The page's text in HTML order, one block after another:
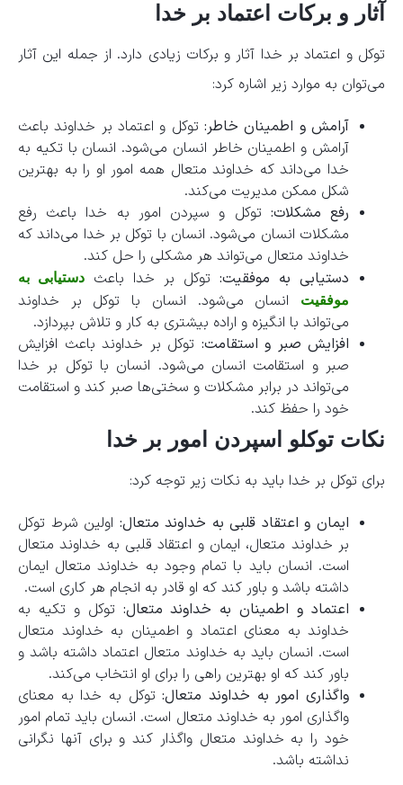
آثار و برکات اعتماد بر خدا
توکل و اعتماد بر خدا آثار و برکات زیادی دارد. از جمله این آثار
می‌توان به موارد زیر اشاره کرد:
آرامش و اطمینان خاطر: توکل و اعتماد بر خداوند باعث
آرامش و اطمینان خاطر انسان می‌شود. انسان با تکیه به
خدا می‌داند که خداوند متعال همه امور او را به بهترین
شکل ممکن مدیریت می‌کند.
رفع مشکلات: توکل و سپردن امور به خدا باعث رفع
مشکلات انسان می‌شود. انسان با توکل بر خدا می‌داند که
خداوند متعال می‌تواند هر مشکلی را حل کند.
دستیابی به موفقیت: توکل بر خدا باعث
دستیابی به
موفقیت
انسان می‌شود. انسان با توکل بر خداوند
می‌تواند با انگیزه و اراده بیشتری به کار و تلاش بپردازد.
افزایش صبر و استقامت: توکل بر خداوند باعث افزایش
صبر و استقامت انسان می‌شود. انسان با توکل بر خدا
می‌تواند در برابر مشکلات و سختی‌ها صبر کند و استقامت
خود را حفظ کند.
نکات توکلو اسپردن امور بر خدا
برای توکل بر خدا باید به نکات زیر توجه کرد:
ایمان و اعتقاد قلبی به خداوند متعال: اولین شرط توکل
بر خداوند متعال، ایمان و اعتقاد قلبی به خداوند متعال
است. انسان باید با تمام وجود به خداوند متعال ایمان
داشته باشد و باور کند که او قادر به انجام هر کاری است.
اعتماد و اطمینان به خداوند متعال: توکل و تکیه به
خداوند به معنای اعتماد و اطمینان به خداوند متعال
است. انسان باید به خداوند متعال اعتماد داشته باشد و
باور کند که او بهترین راهی را برای او انتخاب می‌کند.
واگذاری امور به خداوند متعال:توکل به خدا به معنای
واگذاری امور به خداوند متعال است. انسان باید تمام امور
خود را به خداوند متعال واگذار کند و برای آنها نگرانی
نداشته باشد.